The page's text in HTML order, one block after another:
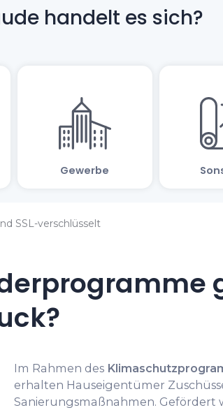
SSL-verschlüsselt
Im Rahmen des
erhalten Hauseigentümer
Sanierungsmaßnahmen. Gefördert